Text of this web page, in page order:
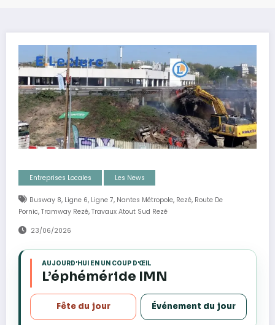
Entreprises Locales Les News
Busway 8, Ligne 6, Ligne 7, Nantes Métropole, Rezé, Route De
Pornic, Tramway Rezé, Travaux Atout Sud Rezé
23/06/2026
AUJOURD’HUI EN UN COUP D’ŒIL
L’éphéméride IMN
Fête du jour Événement du jour